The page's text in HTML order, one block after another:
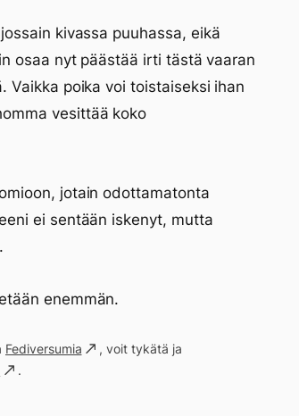
kivassa puuhassa, eikä
osaa nyt päästää irti tästä vaaran
Vaikka poika voi toistaiseksi ihan
vesittää koko
jotain odottamatonta
ei sentään iskenyt, mutta
enemmän.
Fediversumia
, voit tykätä ja
.